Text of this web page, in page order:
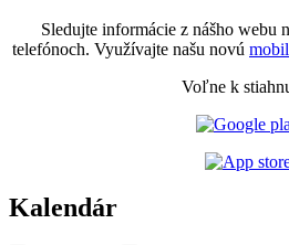
Sledujte informácie z nášho webu
telefónoch. Využívajte našu novú
Voľne k
Kalendár